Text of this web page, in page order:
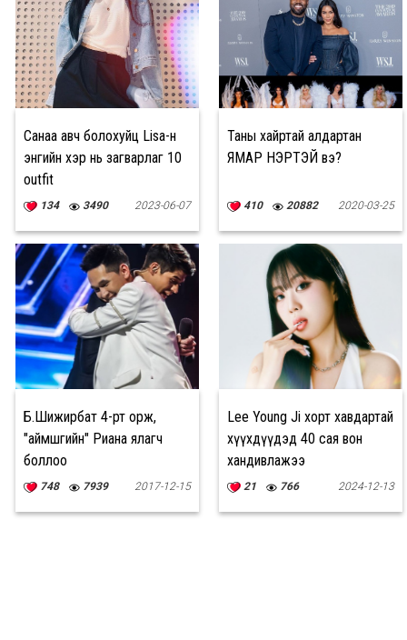
Санаа авч болохуйц Lisa-н
энгийн хэр нь загварлаг 10
outfit
134 3490 2023-06-07
Таны хайртай алдартан
ЯМАР ҮНЭРТЭЙ вэ?
410 20882 2020-03-25
Б.Шижирбат 4-рт орж,
"аймшгийн" Риана ялагч
боллоо
748 7939 2017-12-15
Lee Young Ji хорт хавдартай
хүүхдүүдэд 40 сая вон
хандивлажээ
21 766 2024-12-13